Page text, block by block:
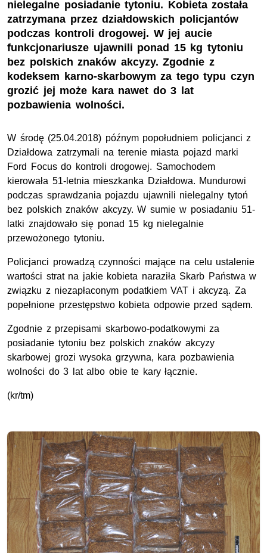
nielegalne posiadanie tytoniu. Kobieta została
zatrzymana przez działdowskich policjantów
podczas kontroli drogowej. W jej aucie
funkcjonariusze ujawnili ponad 15 kg tytoniu
bez polskich znaków akcyzy. Zgodnie z
kodeksem karno-skarbowym za tego typu czyn
grozić jej może kara nawet do 3 lat
pozbawienia wolności.
W środę (25.04.2018) późnym popołudniem policjanci z
Działdowa zatrzymali na terenie miasta pojazd marki
Ford Focus do kontroli drogowej. Samochodem
kierowała 51-letnia mieszkanka Działdowa. Mundurowi
podczas sprawdzania pojazdu ujawnili nielegalny tytoń
bez polskich znaków akcyzy. W sumie w posiadaniu 51-
latki znajdowało się ponad 15 kg nielegalnie
przewożonego tytoniu.
Policjanci prowadzą czynności mające na celu ustalenie
wartości strat na jakie kobieta naraziła Skarb Państwa w
związku z niezapłaconym podatkiem VAT i akcyzą. Za
popełnione przestępstwo kobieta odpowie przed sądem.
Zgodnie z przepisami skarbowo-podatkowymi za
posiadanie tytoniu bez polskich znaków akcyzy
skarbowej grozi wysoka grzywna, kara pozbawienia
wolności do 3 lat albo obie te kary łącznie.
(kr/tm)